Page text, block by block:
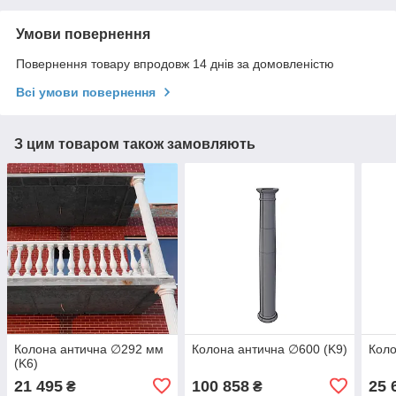
Умови повернення
Повернення товару впродовж 14 днів за домовленістю
Всі умови повернення
З цим товаром також замовляють
Колона антична ∅292 мм
(K6)
21 495 ₴
Колона антична ∅600 (K9)
100 858₴ 25